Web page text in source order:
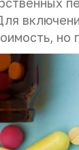
но